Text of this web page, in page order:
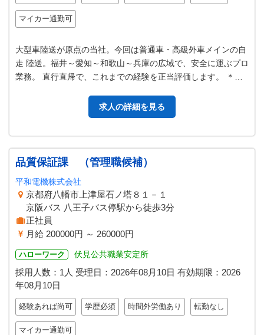
マイカー通勤可
大型車陸送が原点の当社。今回は普通車・高級外車メインの自
走 陸送。福井～愛知～和歌山～兵庫の広域で、安全に運ぶプロ
業務。 直行直帰で、これまでの経験を正当評価します。 ＊土
求人の詳細を見る
品質保証課 （管理職候補）
平和電機株式会社
京都府八幡市上津屋石ノ塔８１－１
京阪バス 八王子バス停駅から徒歩3分
正社員
月給 200000円 ～ 260000円
ハローワーク 伏見公共職業安定所
採用人数：1人 受理日： 2026年08月10日 有効期限： 2026
年08月10日
経験あれば尚可 学歴必須 時間外労働あり 転勤なし
マイカー通勤可